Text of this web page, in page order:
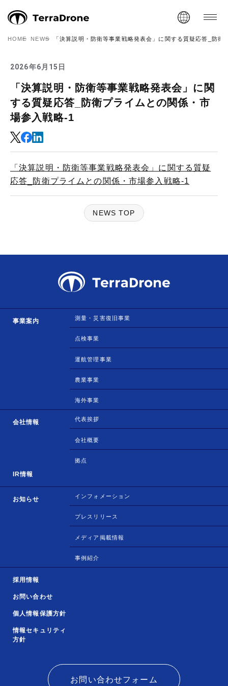
HOME NEWS 「決算説明・防衛等事業戦略発表会」に関する質疑応答_防
2026年6月15日
「決算説明・防衛等事業戦略発表会」に関
する質疑応答_防衛プライムとの関係・市
場参入戦略-1
「決算説明・防衛等事業戦略発表会」に関する質疑
応答_防衛プライムとの関係・市場参入戦略-1
NEWS TOP
事業案内 測量・災害復旧事業
点検事業
運航管理事業
農業事業
海外事業
会社情報 代表挨拶
会社概要
拠点
IR情報
お知らせ インフォメーション
プレスリリース
メディア掲載情報
事例紹介
採用情報
お問い合わせ
個人情報保護方針
情報セキュリティ
方針
お問い合わせフォーム